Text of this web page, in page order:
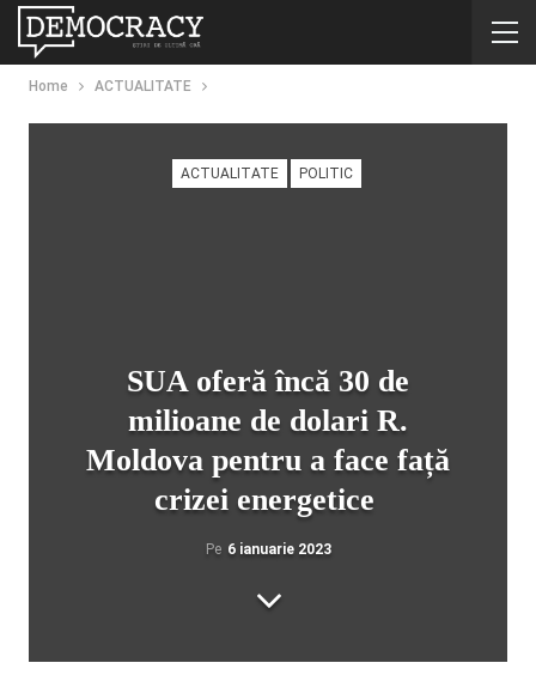
Home ACTUALITATE
ACTUALITATE POLITIC
SUA oferă încă 30 de
milioane de dolari R.
Moldova pentru a face față
crizei energetice
Pe 6 ianuarie 2023